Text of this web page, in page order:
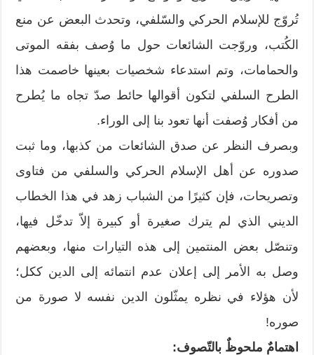
تُروّج للإسلام الحركي والسّلفي، وتحدث البعض عن منع
الكُتب، وروّجت الشائعات حول ما وُصف بفقه الموتى
والحمامات، وتم استدعاء شخصيات بعينها خاصمت هذا
الطرح السلفي لتكون أقوالها حائط صدّ تجاه ما يُطرح
من أفكار وُصفت أنها تعود بنا إلى الوراء.
وبصرف النظر عن صدق الشائعات من كذبها، وما ثبت
صدوره عن أهل الإسلام الحركي والسلفي من فتاوى
وتصريحات، فإن كثيرًا من الشباب زهد في هذا الخطاب
الديني الذي لم يترك صغيرة أو كبيرة إلاّ تدخّل فيها،
وتنصّل بعض المنتمين إلى هذه التيارات منها، وبعضهم
وصل به الأمر إلى إعلان عدم انتمائه إلى الدين ككل؛
لأن هؤلاء في نظره يمثّلون الدين نفسه لا صورة من
صوره!
اهتمامٌ ملحوظٌ بالتّصوف: